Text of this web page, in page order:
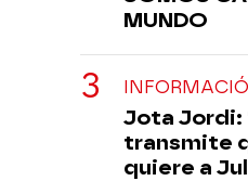
MUNDO
Jota Jordi:
transmite
quiere a